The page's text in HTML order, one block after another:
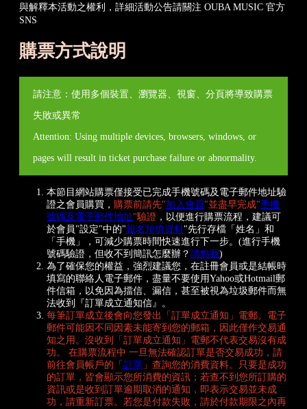
與解釋本活動之權利，詳細活動公告請關注 OUBA MUSIC 官方
SNS
購票方式說明
請注意：使用多個裝置、瀏覽器、視窗、分頁將導致購票
失敗或異常
Attention: Using multiple devices, browsers, windows, or
pages will result in ticket purchase failure or abnormality.
本節目網站購票僅接受已完成手機號碼及電子郵件地址驗
證之會員購買， 購票前請先"加入會員 "並盡早完成"手機
號碼及電子郵件地址"驗證 ，以便進行購票流程，建議可
於會員"設定"中的"報名預填資料"先行存檔「姓名」和
「手機」，可減少購票時間快速進行下一步。(進行手機
號碼驗證，但收不到簡訊怎麼辦？ 請點我)
為了確保您的權益，強烈建議您，在註冊會員或是結帳時
填寫的聯絡人電子郵件，盡量不要使用Yahoo或Hotmail郵
件信箱，以免因為擋信、漏信，甚至被視為垃圾郵件而無
法收到『訂單成立通知信』。
每筆訂單成立後會向您發出「訂單成立通知」電郵。電子
郵件可能因不同因素未能寄到您的郵箱，因此僅作交易通
知之用。沒收到「訂單成立通知」電郵不代表交易沒有成
功。 在購票流程中 一旦無法確認訂單是否交易成功，請
前往會員帳戶的「 訂單 」查詢您的消費資料。只要是成功
的訂單，皆會顯示您所消費的資訊；若查不到您所訂購的
資訊或是收到訂單逾期取消的通知，即表示交易並未成
功，請重新訂票。若您是付款失敗，請於付款期限之內再